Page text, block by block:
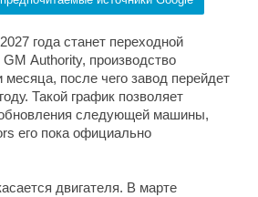
года станет переходной
Authority, производство
месяца, после чего завод перейдет
Такой график позволяет
следующей машины,
его пока официально
двигателя. В марте